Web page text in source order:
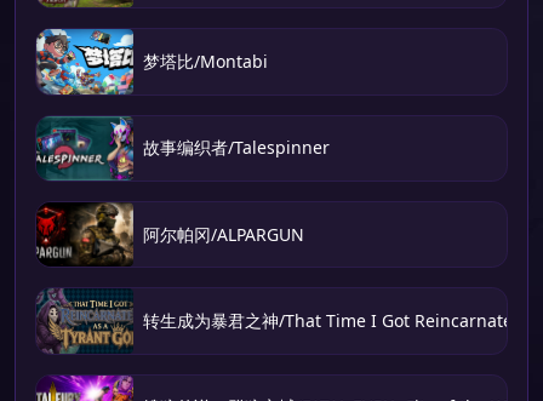
梦塔比/Montabi
故事编织者/Talespinner
阿尔帕冈/ALPARGUN
转生成为暴君之神/That Time I Got Reincarnated